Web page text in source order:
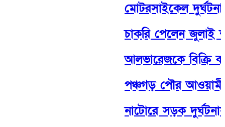
মোটরসাইকেল
চাকরি পেলেন জুলাই
আলভারেজকে বিক্রি
পঞ্চগড় পৌর আওয়ামী
নাটোরে সড়ক